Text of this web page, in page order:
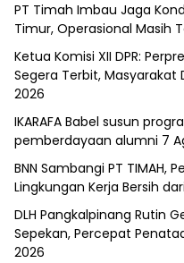
PT Timah Imbau Jaga
Timur, Operasional Masih
Ketua Komisi XII DPR:
Segera Terbit, Masyarakat
2026
IKARAFA Babel susun
pemberdayaan alumni 7
BNN Sambangi PT TIMAH,
Lingkungan Kerja Bersih
DLH Pangkalpinang Rutin
Sepekan, Percepat
2026